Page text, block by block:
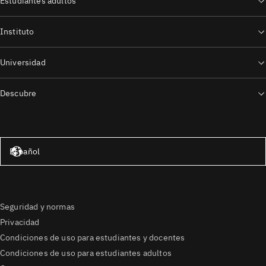
Instituto
Universidad
Descubre
Español
Seguridad y normas
Privacidad
Condiciones de uso para estudiantes y docentes
Condiciones de uso para estudiantes adultos